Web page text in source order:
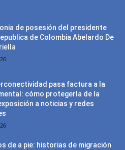
de posesión del presidente
de Colombia Abelardo De
pasa factura a la
cómo protegerla de la
a noticias y redes
de a pie: historias de migración